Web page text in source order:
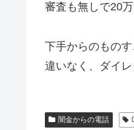
審査も無しで20
下手からのもの
違いなく、ダイ
闇金からの電話